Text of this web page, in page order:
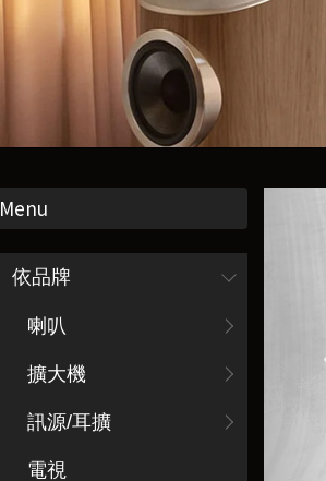
Menu
依品牌
喇叭
擴大機
訊源/耳擴
電視